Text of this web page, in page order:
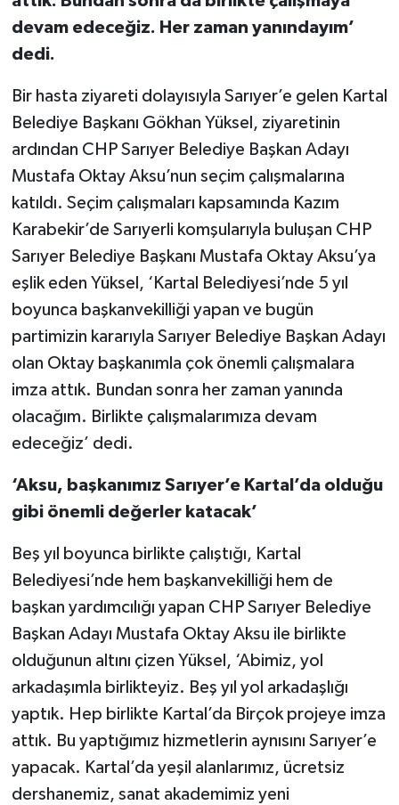
devam edeceğiz. Her zaman yanındayım’
dedi.
Bir hasta ziyareti dolayısıyla Sarıyer’e gelen Kartal
Belediye Başkanı Gökhan Yüksel, ziyaretinin
ardından CHP Sarıyer Belediye Başkan Adayı
Mustafa Oktay Aksu’nun seçim çalışmalarına
katıldı. Seçim çalışmaları kapsamında Kazım
Karabekir’de Sarıyerli komşularıyla buluşan CHP
Sarıyer Belediye Başkanı Mustafa Oktay Aksu’ya
eşlik eden Yüksel, ‘Kartal Belediyesi’nde 5 yıl
boyunca başkanvekilliği yapan ve bugün
partimizin kararıyla Sarıyer Belediye Başkan Adayı
olan Oktay başkanımla çok önemli çalışmalara
imza attık. Bundan sonra her zaman yanında
olacağım. Birlikte çalışmalarımıza devam
edeceğiz’ dedi.
‘Aksu, başkanımız Sarıyer’e Kartal’da olduğu
gibi önemli değerler katacak’
Beş yıl boyunca birlikte çalıştığı, Kartal
Belediyesi’nde hem başkanvekilliği hem de
başkan yardımcılığı yapan CHP Sarıyer Belediye
Başkan Adayı Mustafa Oktay Aksu ile birlikte
olduğunun altını çizen Yüksel, ‘Abimiz, yol
arkadaşımla birlikteyiz. Beş yıl yol arkadaşlığı
yaptık. Hep birlikte Kartal’da Birçok projeye imza
attık. Bu yaptığımız hizmetlerin aynısını Sarıyer’e
yapacak. Kartal’da yeşil alanlarımız, ücretsiz
dershanemiz, sanat akademimiz yeni